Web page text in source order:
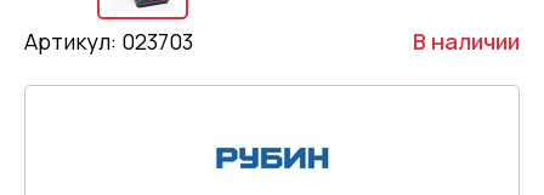
Артикул: 023703 В наличии